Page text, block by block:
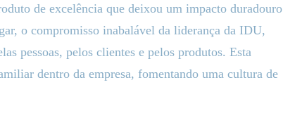
de excelência que deixou um impacto duradouro
o compromisso inabalável da liderança da IDU,
pessoas, pelos clientes e pelos produtos. Esta
dentro da empresa, fomentando uma cultura de